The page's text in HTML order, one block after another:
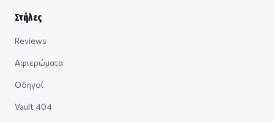
Στήλες
Reviews
Αφιερώματα
Οδηγοί
Vault 404